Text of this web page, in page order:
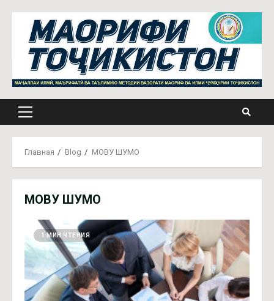
содержимому
Основное
Главная Blog МОВУ ШУМО
МОВУ ШУМО
1 МИН ЧТЕНИЯ